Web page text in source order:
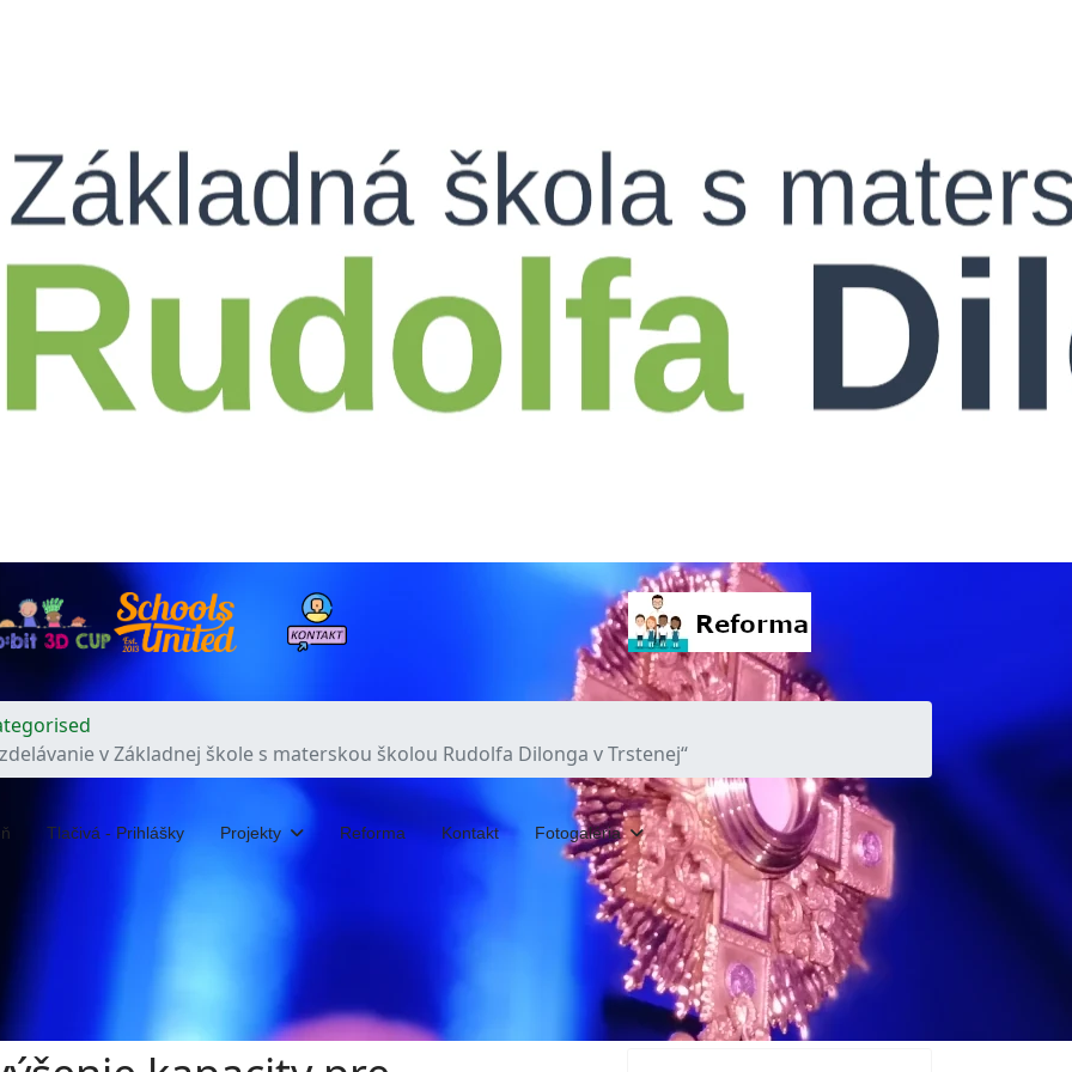
v Základnej škole s materskou školou Rudolfa Dilonga v Trstenej“
Tlačivá - Prihlášky Projekty Reforma Kontakt Fotogaléria